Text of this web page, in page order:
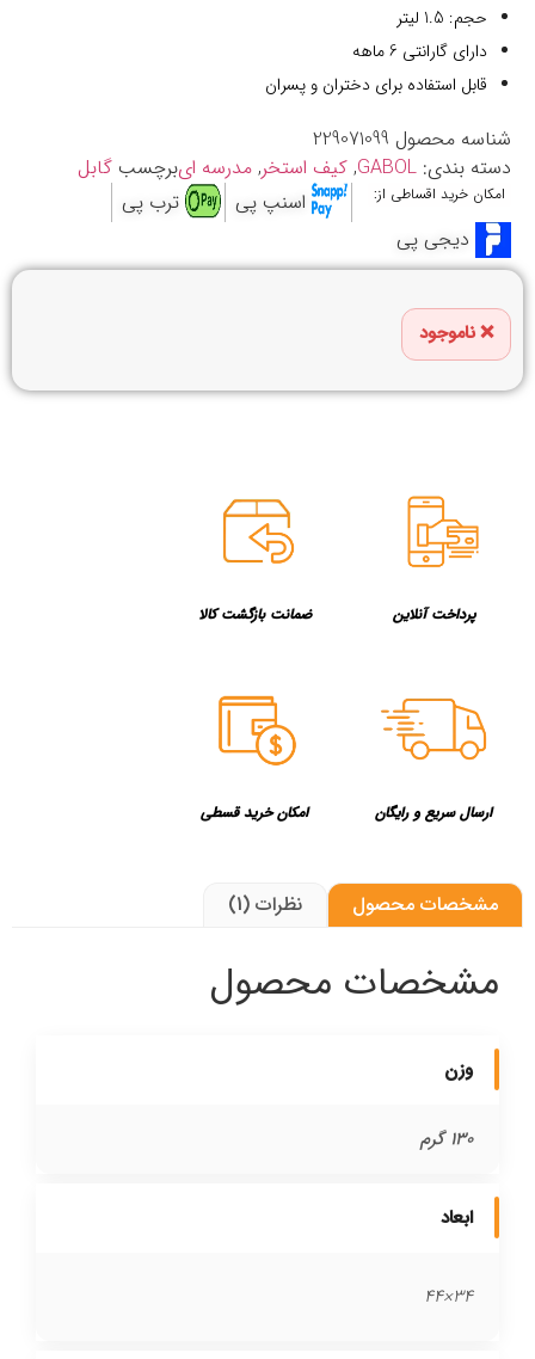
حجم: 1.5 لیتر
دارای گارانتی 6 ماهه
قابل استفاده برای دختران و پسران
شناسه محصول 229071099
دسته بندی: GABOL
, کیف استخر, مدرسه ایبرچسب گابل
امکان خرید اقساطی از: اسنپ پی
ترب پی
دیجی پی
ناموجود
پرداخت آنلاین ضمانت بازگشت کالا
ارسال سریع و رایگان امکان خرید قسطی
مشخصات محصول نظرات (1)
مشخصات محصول
وزن
130 گرم
ابعاد
34×44